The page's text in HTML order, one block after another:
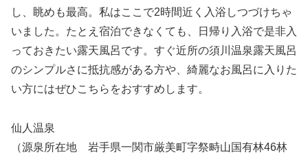
し、眺めも最高。私はここで2時間近く入浴しつづけちゃ
いました。たとえ宿泊できなくても、日帰り入浴で是非入
っておきたい露天風呂です。すぐ近所の須川温泉露天風呂
のシンプルさに抵抗感がある方や、綺麗なお風呂に入りた
い方にはぜひこちらをおすすめします。
仙人温泉
（源泉所在地 岩手県一関市厳美町字祭畤山国有林46林